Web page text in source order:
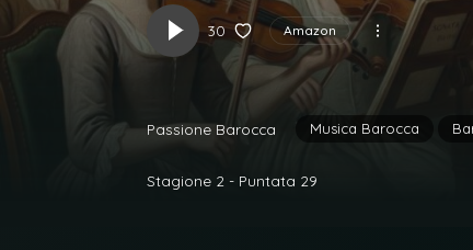
30 Amazon
Passione Barocca Musica Barocca
Stagione 2 - Puntata 29